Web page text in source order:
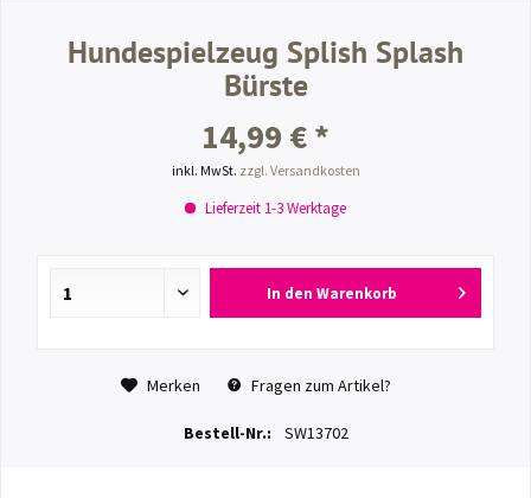
Hundespielzeug Splish Splash
Bürste
14,99 € *
inkl. MwSt. zzgl. Versandkosten
Lieferzeit 1-3 Werktage
In den Warenkorb
Merken Fragen zum Artikel?
Bestell-Nr.: SW13702